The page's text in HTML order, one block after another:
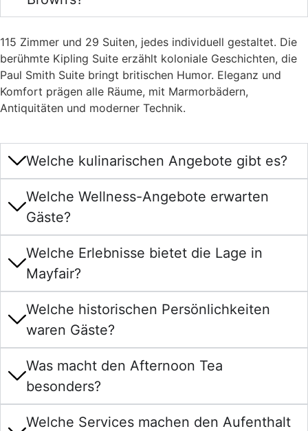
115 Zimmer und 29 Suiten, jedes individuell gestaltet. Die
berühmte Kipling Suite erzählt koloniale Geschichten, die
Paul Smith Suite bringt britischen Humor. Eleganz und
Komfort prägen alle Räume, mit Marmorbädern,
Antiquitäten und moderner Technik.
Welche kulinarischen Angebote gibt es?
Welche Wellness-Angebote erwarten
Gäste?
Welche Erlebnisse bietet die Lage in
Mayfair?
Welche historischen Persönlichkeiten
waren Gäste?
Was macht den Afternoon Tea
besonders?
Welche Services machen den Aufenthalt